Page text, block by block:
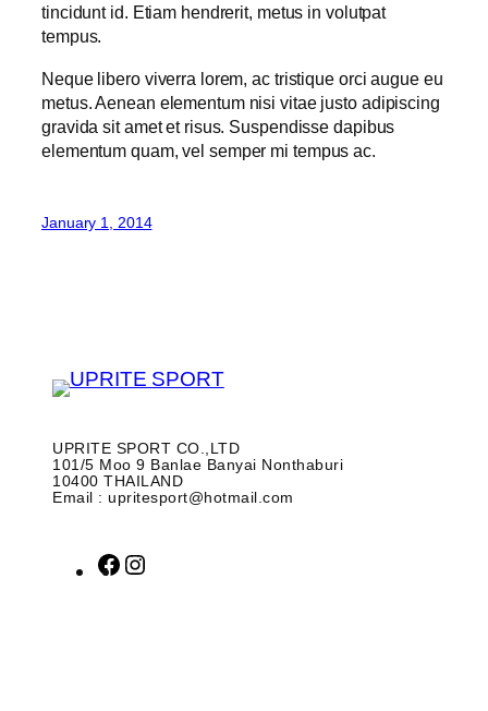
tincidunt id. Etiam hendrerit, metus in volutpat
tempus.
Neque libero viverra lorem, ac tristique orci augue eu
metus. Aenean elementum nisi vitae justo adipiscing
gravida sit amet et risus. Suspendisse dapibus
elementum quam, vel semper mi tempus ac.
January 1, 2014
UPRITE SPORT CO.,LTD
101/5 Moo 9 Banlae Banyai Nonthaburi
10400 THAILAND
Email : upritesport@hotmail.com
F